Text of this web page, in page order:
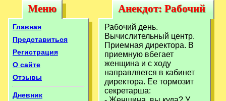
Меню
Меню
Главная
Представиться
Регистрация
О сайте
Отзывы
Дневник
Анекдот:
Рабочий день.
Вычислительный
центр. Приемная
директора.
Анекдот: Рабочий
день.
Вычислительный
центр. Приемная
директора.
Рабочий день.
Вычислительный центр.
Приемная директора. В
приемную вбегает
женщина и с ходу
направляется в кабинет
директора. Ее тормозит
секретарша: